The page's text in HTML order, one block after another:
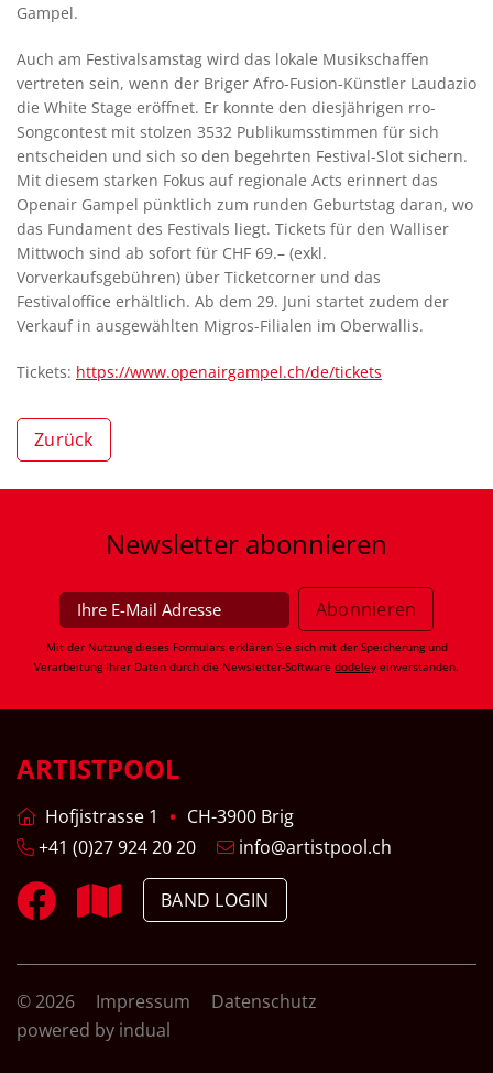
Gampel.
Auch am Festivalsamstag wird das lokale Musikschaffen
vertreten sein, wenn der Briger Afro-Fusion-Künstler Laudazio
die White Stage eröffnet. Er konnte den diesjährigen rro-
Songcontest mit stolzen 3532 Publikumsstimmen für sich
entscheiden und sich so den begehrten Festival-Slot sichern.
Mit diesem starken Fokus auf regionale Acts erinnert das
Openair Gampel pünktlich zum runden Geburtstag daran, wo
das Fundament des Festivals liegt. Tickets für den Walliser
Mittwoch sind ab sofort für CHF 69.– (exkl.
Vorverkaufsgebühren) über Ticketcorner und das
Festivaloffice erhältlich. Ab dem 29. Juni startet zudem der
Verkauf in ausgewählten Migros-Filialen im Oberwallis.
Tickets: https://www.openairgampel.ch/de/tickets
Zurück
Newsletter abonnieren
Mit der Nutzung dieses Formulars erklären Sie sich mit der Speicherung und
Verarbeitung Ihrer Daten durch die Newsletter-Software dodeley einverstanden.
ARTISTPOOL
Hofjistrasse 1
CH-3900 Brig
+41 (0)27 924 20 20
info@artistpool.ch
BAND LOGIN
© 2026 Impressum
Datenschutz
powered by indual